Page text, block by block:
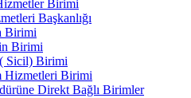
Birimi
Başkanlığı
Birimi
Birimi
Sicil) Birimi
Hizmetleri Birimi
Direkt Bağlı Birimler